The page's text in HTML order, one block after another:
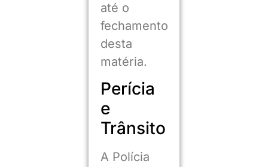
até o
fechamento
desta
matéria.
Perícia
e
Trânsito
A Polícia